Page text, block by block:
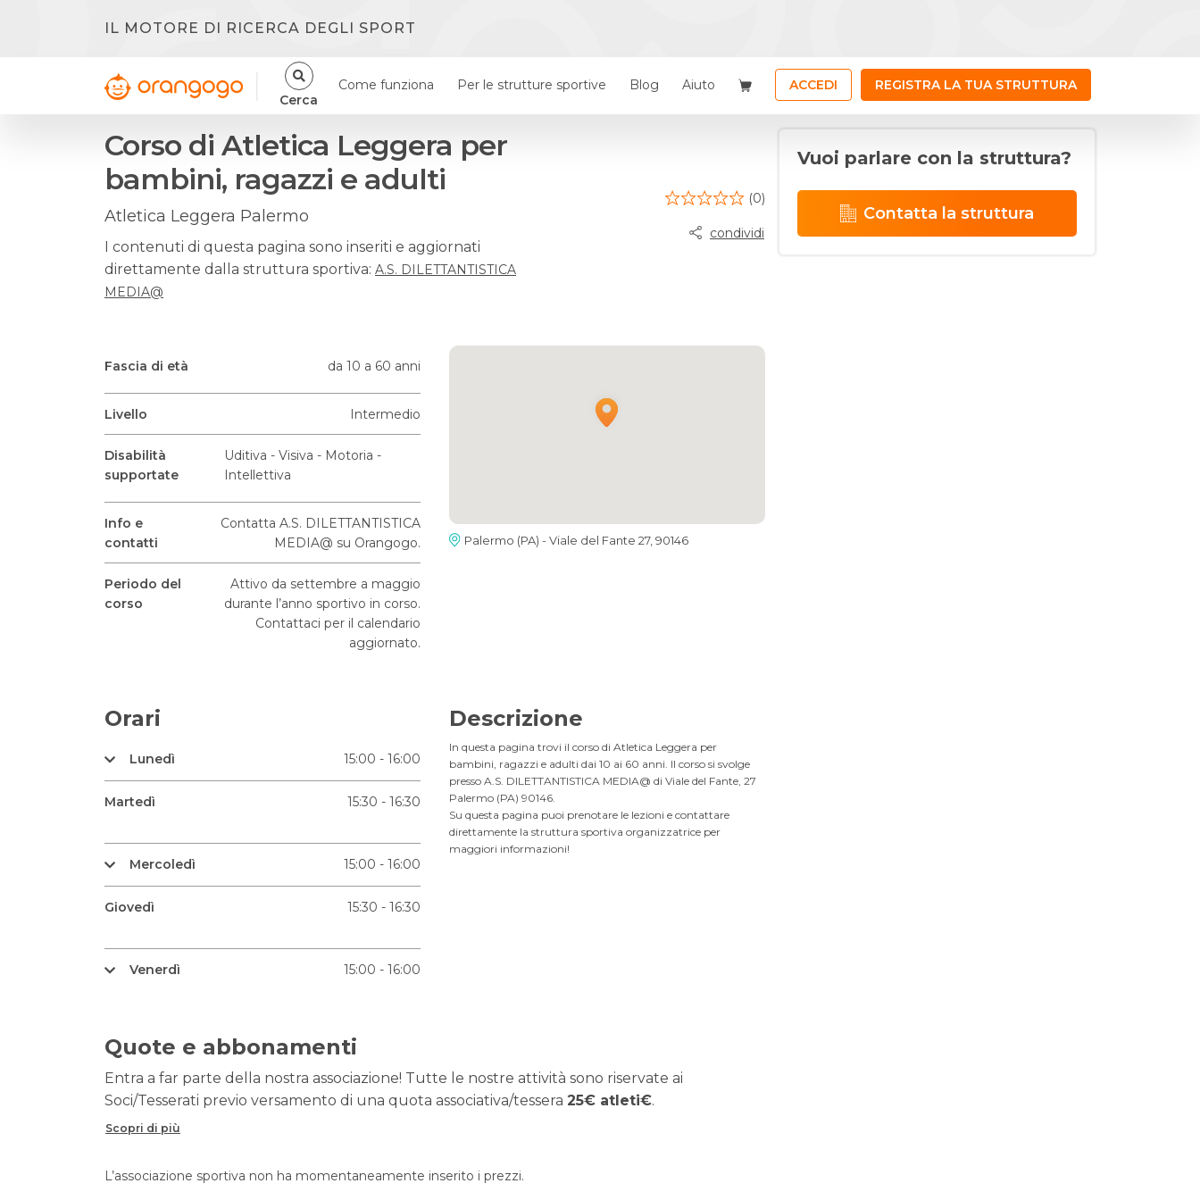
IL MOTORE DI RICERCA DEGLI SPORT
Cerca
Come funziona Per le strutture sportive Blog Aiuto ACCEDI REGISTRA LA TUA STRUTTURA
Corso di Atletica Leggera per
bambini, ragazzi e adulti
Atletica Leggera Palermo
I contenuti di questa pagina sono inseriti e aggiornati
direttamente dalla struttura sportiva: A.S. DILETTANTISTICA
MEDIA@
(0)
condividi
Fascia di età da 10 a 60 anni
Livello Intermedio
Disabilità
supportate
Uditiva - Visiva - Motoria -
Intellettiva
Info e
contatti
Contatta A.S. DILETTANTISTICA
MEDIA@ su Orangogo.
Periodo del
corso
Attivo da settembre a maggio
durante l’anno sportivo in corso.
Contattaci per il calendario
aggiornato.
Palermo (PA) - Viale del Fante 27, 90146
Orari
Lunedì 15:00 - 16:00
Martedì 15:30 - 16:30
Mercoledì 15:00 - 16:00
Giovedì 15:30 - 16:30
Venerdì 15:00 - 16:00
Descrizione
In questa pagina trovi il corso di Atletica Leggera per
bambini, ragazzi e adulti dai 10 ai 60 anni. Il corso si svolge
presso A.S. DILETTANTISTICA MEDIA@ di Viale del Fante, 27
Palermo (PA) 90146.
Su questa pagina puoi prenotare le lezioni e contattare
direttamente la struttura sportiva organizzatrice per
maggiori informazioni!
Quote e abbonamenti
Entra a far parte della nostra associazione! Tutte le nostre attività sono riservate ai
Soci/Tesserati previo versamento di una quota associativa/tessera 25€ atleti€.
Scopri di più
L’associazione sportiva non ha momentaneamente inserito i prezzi.
Vuoi parlare con la struttura?
Contatta la struttura